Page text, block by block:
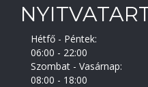
Hétfő - Péntek:
06:00 - 22:00
Szombat - Vasárnap:
08:00 - 18:00